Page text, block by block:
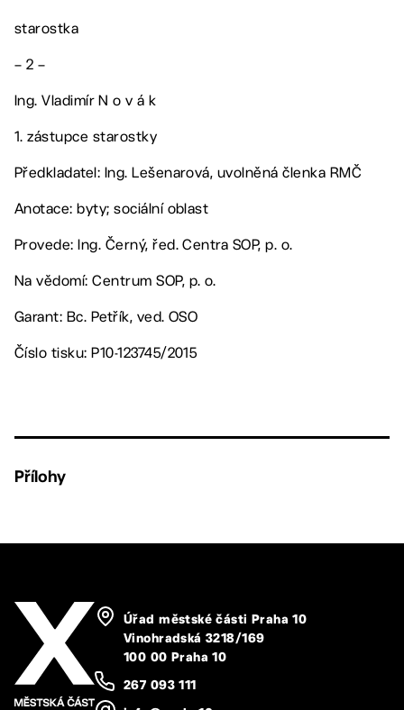
starostka
– 2 –
Ing. Vladimír N o v á k
1. zástupce starostky
Předkladatel: Ing. Lešenarová, uvolněná členka RMČ
Anotace: byty; sociální oblast
Provede: Ing. Černý, řed. Centra SOP, p. o.
Na vědomí: Centrum SOP, p. o.
Garant: Bc. Petřík, ved. OSO
Číslo tisku: P10-123745/2015
Přílohy
Úřad městské části Praha 10
Vinohradská 3218/169
100 00 Praha 10
267 093 111